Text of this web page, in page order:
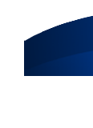
springen